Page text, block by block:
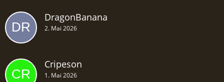
DragonBanana
2. Mai 2026
Cripeson
1. Mai 2026